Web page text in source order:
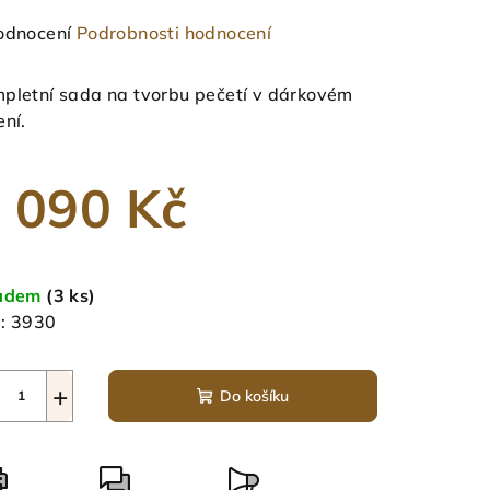
Podrobnosti hodnocení
sada na tvorbu pečetí v dárkovém
090 Kč
(3 ks)
3930
+ Do košíku